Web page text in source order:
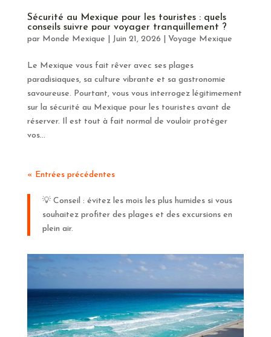
Sécurité au Mexique pour les touristes : quels
conseils suivre pour voyager tranquillement ?
par Monde Mexique Juin 21, 2026 Voyage Mexique
Le Mexique vous fait rêver avec ses plages
paradisiaques, sa culture vibrante et sa gastronomie
savoureuse. Pourtant, vous vous interrogez légitimement
sur la sécurité au Mexique pour les touristes avant de
réserver. Il est tout à fait normal de vouloir protéger
vos...
« Entrées précédentes
💡 Conseil : évitez les mois les plus humides si vous
souhaitez profiter des plages et des excursions en
plein air.